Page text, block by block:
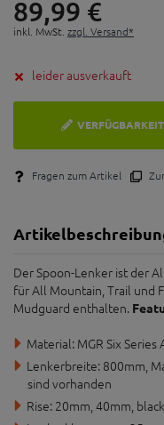
89,99 €
inkl. MwSt. zzgl. Versand*
leider ausverkauft
Fragen zum Artikel
Der Spoon-Lenker ist der
für All Mountain, Trail und
Mudguard enthalten.
Material: MGR Six Series
Lenkerbreite: 800mm,
sind vorhanden
Rise: 20mm, 40mm,